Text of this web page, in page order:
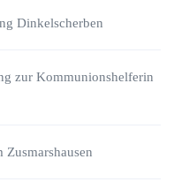
Dinkelscherben
zur Kommunionshelferin